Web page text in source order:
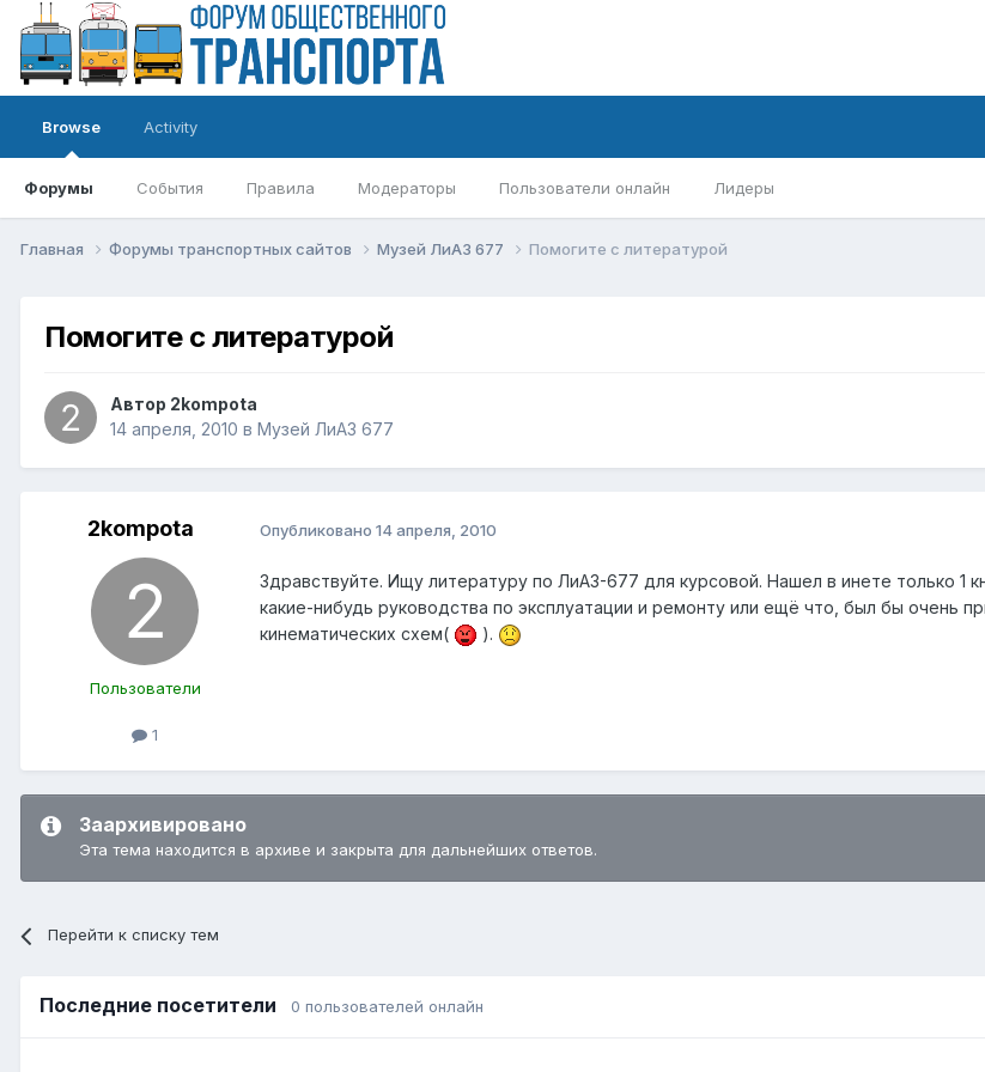
Browse
Форумы События Правила Модераторы Пользователи онлайн Лидеры
Activity
Главная Форумы транспортных сайтов Музей ЛиАЗ 677 Помогите с литературой
Помогите с литературой
Автор 2kompota
14 апреля, 2010 в Музей ЛиАЗ 677
2kompota
Пользователи
1
Опубликовано 14 апреля, 2010
Здравствуйте. Ищу литературу по ЛиАЗ-677 для курсовой. Нашел в инете только 1
какие-нибудь руководства по эксплуатации и ремонту или ещё что, был бы очень
кинематических схем(
).
Заархивировано
Эта тема находится в архиве и закрыта для дальнейших ответов.
Перейти к списку тем
Последние посетители 0 пользователей онлайн